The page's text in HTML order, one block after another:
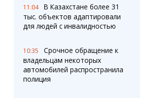
11:04
В Казахстане более 31
тыс. объектов адаптировали
для людей с инвалидностью
10:35
Срочное обращение к
владельцам некоторых
автомобилей распространила
полиция